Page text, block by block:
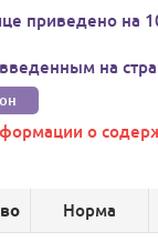
приведено на
на
о
Норма